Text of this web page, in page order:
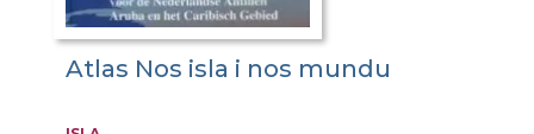
Atlas Nos isla i nos mundu